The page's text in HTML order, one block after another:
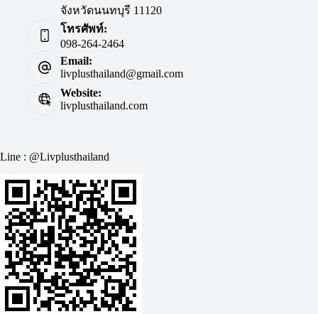
จังหวัดนนทบุรี 11120
โทรศัพท์:
098-264-2464
Email:
livplusthailand@gmail.com
Website:
livplusthailand.com
Line : @Livplusthailand